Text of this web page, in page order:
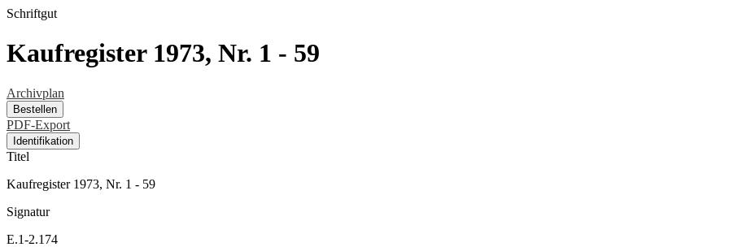
Schriftgut
Kaufregister 1973, Nr. 1 - 59
Archivplan
Bestellen
PDF-Export
Identifikation
Titel
Kaufregister 1973, Nr. 1 - 59
Signatur
E.1-2.174